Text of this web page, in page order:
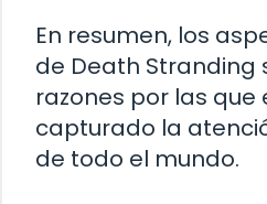
En resumen, los
de Death Stranding
razones por las que
capturado la
de todo el mundo.